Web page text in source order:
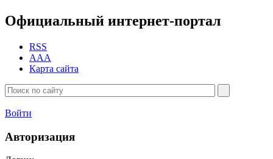
Официальный интернет-портал
RSS
AAA
Карта сайта
Войти
Авторизация